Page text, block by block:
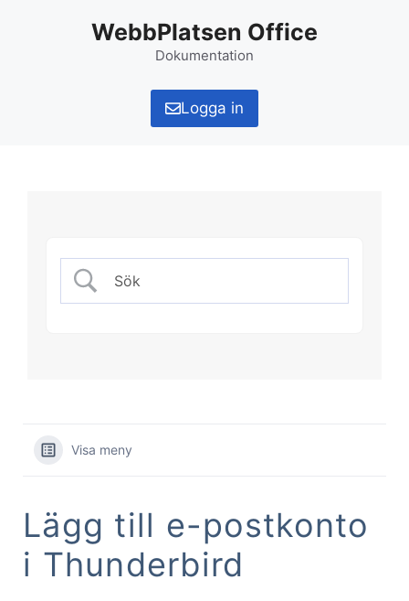
WebbPlatsen Office
Dokumentation
Logga in
Visa meny
Lägg till e-postkonto
i Thunderbird